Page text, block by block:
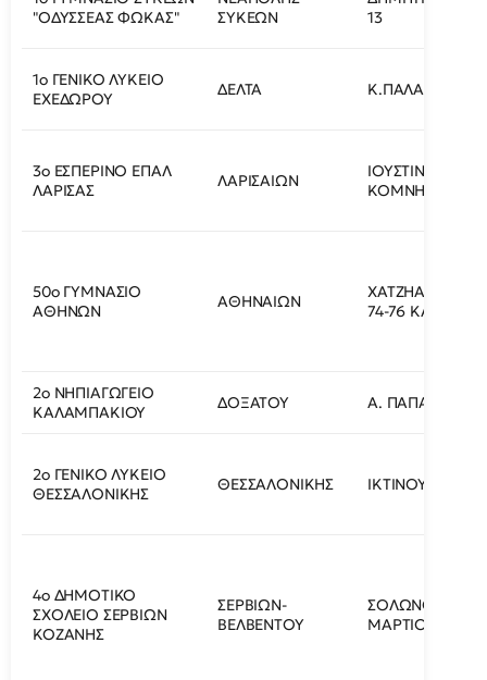
"ΟΔΥΣΣΕΑΣ ΦΩΚΑΣ"
ΣΥΚΕΩΝ
13
1o ΓΕΝΙΚΟ ΛΥΚΕΙΟ
ΕΧΕΔΩΡΟΥ
ΔΕΛΤΑ Κ.ΠΑΛΑΜΑ 1
3ο ΕΣΠΕΡΙΝΟ ΕΠΑΛ
ΛΑΡΙΣΑΣ
ΛΑΡΙΣΑΙΩΝ
ΙΟΥΣΤΙΝΙΑΝΟΥ
ΚΟΜΝΗΝΩΝ 6
50ο ΓΥΜΝΑΣΙΟ
ΑΘΗΝΩΝ
ΑΘΗΝΑΙΩΝ
74-76 ΚΑΙ
2ο ΝΗΠΙΑΓΩΓΕΙΟ
ΚΑΛΑΜΠΑΚΙΟΥ
ΔΟΞΑΤΟΥ Α.
2ο ΓΕΝΙΚΟ ΛΥΚΕΙΟ
ΘΕΣΣΑΛΟΝΙΚΗΣ
ΘΕΣΣΑΛΟΝΙΚΗΣ ΙΚΤΙΝΟΥ 5
4ο ΔΗΜΟΤΙΚΟ
ΣΧΟΛΕΙΟ ΣΕΡΒΙΩΝ
ΚΟΖΑΝΗΣ
ΣΕΡΒΙΩΝ-
ΒΕΛΒΕΝΤΟΥ
ΣΟΛΩΝΟΣ ΚΑΙ
ΜΑΡΤΙΟΥ